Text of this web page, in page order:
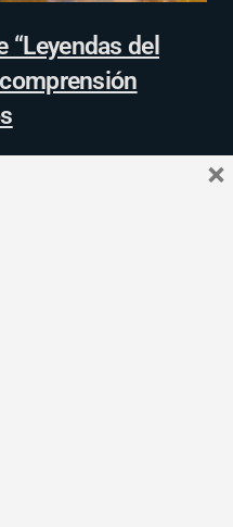
del
×